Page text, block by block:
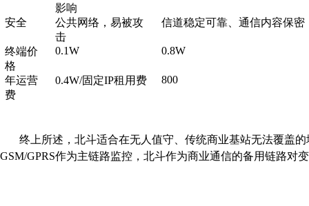
影响
安全
公共网络，易被攻
击
信道稳定可靠、通信内容保密
终端价
格
0.1W 0.8W
年运营
费
0.4W/固定IP租用费 800
终上所述，北斗适合在无人值守、传统商业基站无法覆盖
GSM/GPRS作为主链路监控，北斗作为商业通信的备用链路对